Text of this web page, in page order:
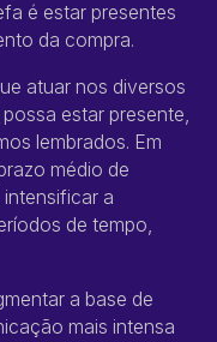
é estar presentes
da compra.
atuar nos diversos
estar presente,
lembrados. Em
médio de
a
de tempo,
a base de
mais intensa